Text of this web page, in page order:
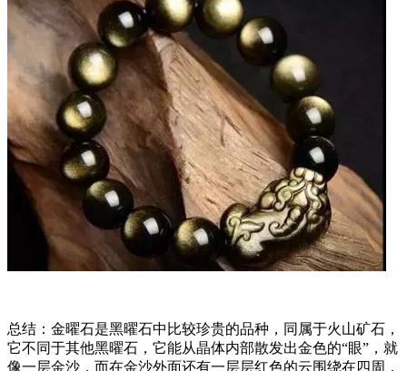
总结：金曜石是黑曜石中比较珍贵的品种，同属于火山矿石，
它不同于其他黑曜石，它能从晶体内部散发出金色的“眼”，就
像一层金沙，而在金沙外面还有一层层红色的云围绕在四周，